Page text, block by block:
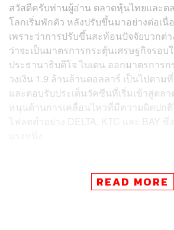
สวัสดีครับท่านผู้อ่าน ตลาดหุ้นไทยและ
โลกเริ่มพักตัว หลังปรับขึ้นมาอย่างต่อเ
เพราะว่าการปรับขึ้นสะท้อนปัจจัยบวกต่
ว่าจะเป็นมาตรการกระตุ้นเศรษฐกิจรอ
ประธานาธิบดีโจ ไบเดน ออกมาตรการก
วงเงิน 1.9 ล้านล้านดอลลาร์ เป็นไปตา
และตอบรับประเด็นวัคซีนที่เริ่มเข้าสู่ตล
หนุนด้านการเคลื่อนไหวที่มีความผิดปก
โฟลตต่ำอย่าง DELTA, KTC และ BAY ซึ่
Upside จำกัดเช่นเดียวกัน ตามทิศทางร
ตัว ส่งผลให้นักลงทุนในตลาดเริ่มขายทำ
READ MORE